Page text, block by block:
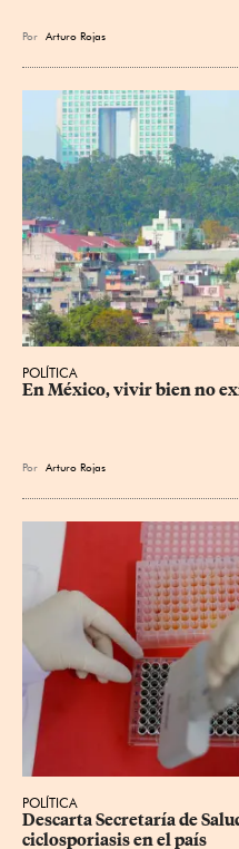
Por Arturo Rojas
POLÍTICA
En México, vivir bien no
Por Arturo Rojas
POLÍTICA
Descarta Secretaría de
ciclosporiasis en el país